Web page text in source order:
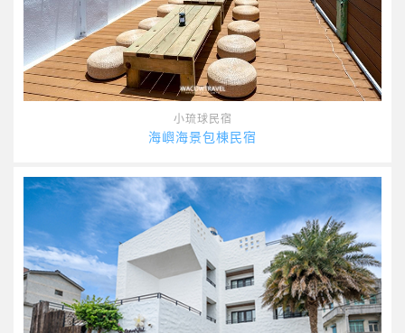
小琉球民宿
海嶼海景包棟民宿